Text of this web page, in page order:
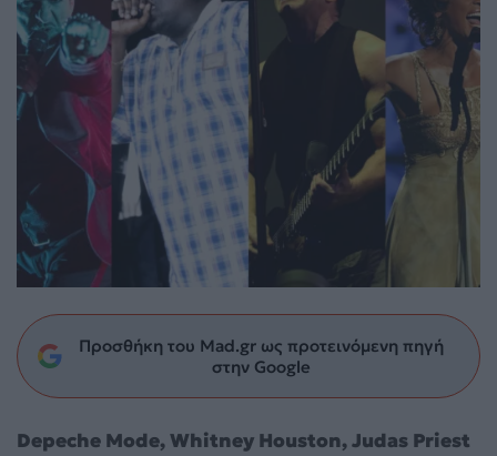
Προσθήκη του Mad.gr ως προτεινόμενη πηγή
στην Google
Depeche Mode, Whitney Houston, Judas Priest